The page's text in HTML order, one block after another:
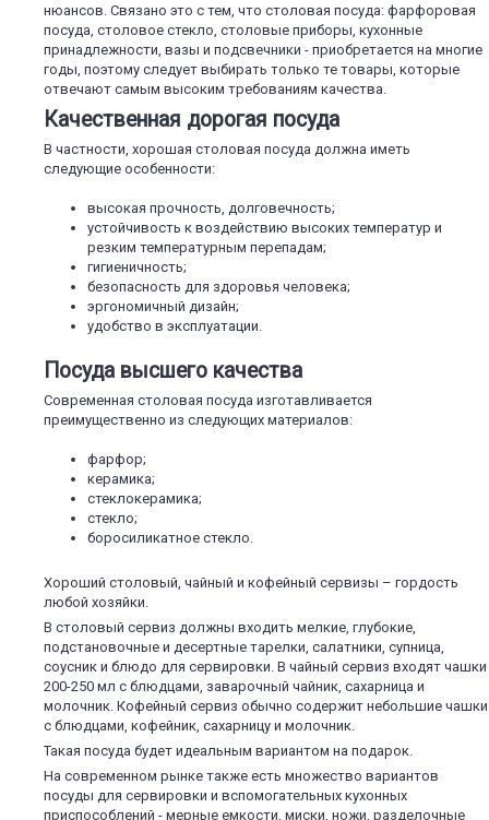
нюансов. Связано это с тем, что столовая посуда: фарфоровая
посуда, столовое стекло, столовые приборы, кухонные
принадлежности, вазы и подсвечники - приобретается на многие
годы, поэтому следует выбирать только те товары, которые
отвечают самым высоким требованиям качества.
Качественная дорогая посуда
В частности, хорошая столовая посуда должна иметь
следующие особенности:
высокая прочность, долговечность;
устойчивость к воздействию высоких температур и
резким температурным перепадам;
гигиеничность;
безопасность для здоровья человека;
эргономичный дизайн;
удобство в эксплуатации.
Посуда высшего качества
Современная столовая посуда изготавливается
преимущественно из следующих материалов:
фарфор;
керамика;
стеклокерамика;
стекло;
боросиликатное стекло.
Хороший столовый, чайный и кофейный сервизы – гордость
любой хозяйки.
В столовый сервиз должны входить мелкие, глубокие,
подстановочные и десертные тарелки, салатники, супница,
соусник и блюдо для сервировки. В чайный сервиз входят чашки
200-250 мл с блюдцами, заварочный чайник, сахарница и
молочник. Кофейный сервиз обычно содержит небольшие чашки
с блюдцами, кофейник, сахарницу и молочник.
Такая посуда будет идеальным вариантом на подарок.
На современном рынке также есть множество вариантов
посуды для сервировки и вспомогательных кухонных
приспособлений - мерные емкости, миски, ножи, разделочные